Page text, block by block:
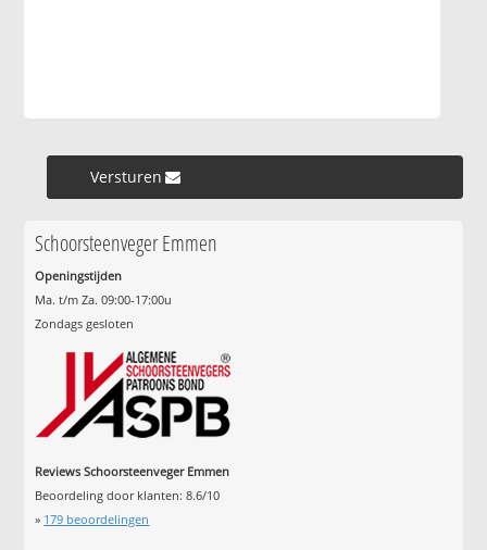
Versturen »
Schoorsteenveger Emmen
Openingstijden
Ma. t/m Za. 09:00-17:00u
Zondags gesloten
Reviews Schoorsteenveger Emmen
Beoordeling door klanten:8.6/10
» 179 beoordelingen